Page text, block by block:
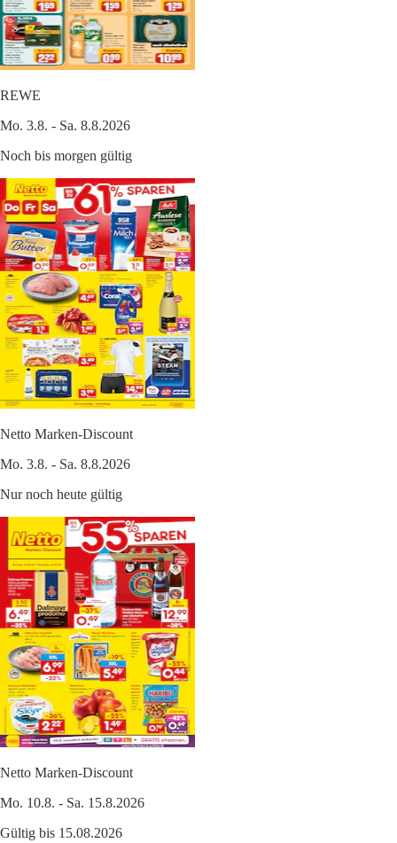
REWE
Mo. 3.8. - Sa. 8.8.2026
Noch bis morgen gültig
Netto Marken-Discount
Mo. 3.8. - Sa. 8.8.2026
Nur noch heute gültig
Netto Marken-Discount
Mo. 10.8. - Sa. 15.8.2026
Gültig bis 15.08.2026